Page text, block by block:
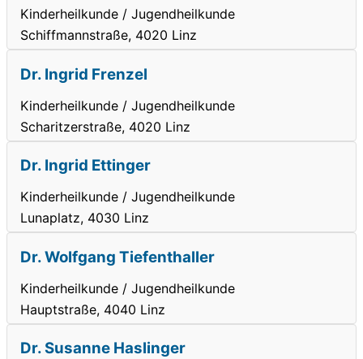
Kinderheilkunde / Jugendheilkunde
Schiffmannstraße, 4020 Linz
Dr. Ingrid Frenzel
Kinderheilkunde / Jugendheilkunde
Scharitzerstraße, 4020 Linz
Dr. Ingrid Ettinger
Kinderheilkunde / Jugendheilkunde
Lunaplatz, 4030 Linz
Dr. Wolfgang Tiefenthaller
Kinderheilkunde / Jugendheilkunde
Hauptstraße, 4040 Linz
Dr. Susanne Haslinger